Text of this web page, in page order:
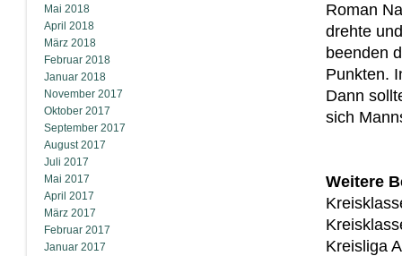
Mai 2018
April 2018
März 2018
Februar 2018
Januar 2018
November 2017
Oktober 2017
September 2017
August 2017
Juli 2017
Mai 2017
April 2017
März 2017
Februar 2017
Januar 2017
Roman
drehte
beenden
Punkten.
Dann
sich
Weitere
Kreisliga